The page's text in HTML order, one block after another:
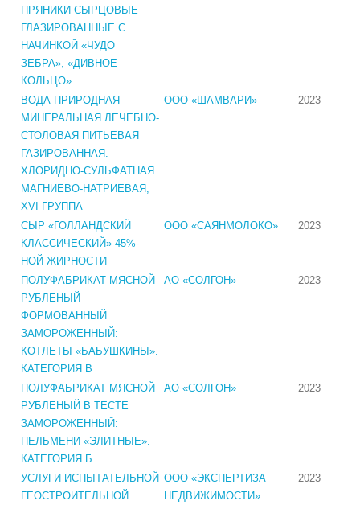
ПРЯНИКИ СЫРЦОВЫЕ
ГЛАЗИРОВАННЫЕ С
НАЧИНКОЙ «ЧУДО
ЗЕБРА», «ДИВНОЕ
КОЛЬЦО»
ВОДА ПРИРОДНАЯ
МИНЕРАЛЬНАЯ ЛЕЧЕБНО-
СТОЛОВАЯ ПИТЬЕВАЯ
ГАЗИРОВАННАЯ.
ХЛОРИДНО-СУЛЬФАТНАЯ
МАГНИЕВО-НАТРИЕВАЯ,
XVI ГРУППА
ООО «ШАМВАРИ» 2023
СЫР «ГОЛЛАНДСКИЙ
КЛАССИЧЕСКИЙ» 45%-
НОЙ ЖИРНОСТИ
ООО «САЯНМОЛОКО» 2023
ПОЛУФАБРИКАТ МЯСНОЙ
РУБЛЕНЫЙ
ФОРМОВАННЫЙ
ЗАМОРОЖЕННЫЙ:
КОТЛЕТЫ «БАБУШКИНЫ».
КАТЕГОРИЯ В
АО «СОЛГОН» 2023
ПОЛУФАБРИКАТ МЯСНОЙ
РУБЛЕНЫЙ В ТЕСТЕ
ЗАМОРОЖЕННЫЙ:
ПЕЛЬМЕНИ «ЭЛИТНЫЕ».
КАТЕГОРИЯ Б
АО «СОЛГОН» 2023
УСЛУГИ ИСПЫТАТЕЛЬНОЙ
ГЕОСТРОИТЕЛЬНОЙ
ООО «ЭКСПЕРТИЗА
НЕДВИЖИМОСТИ»
2023